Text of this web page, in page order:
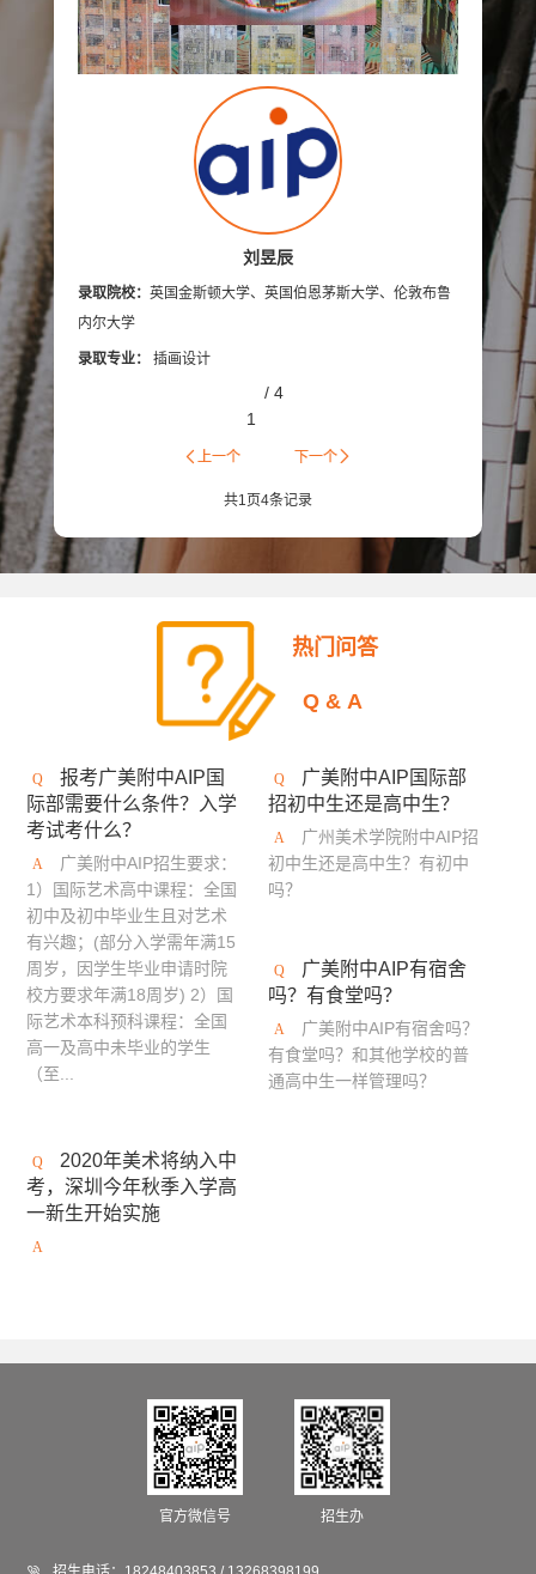
美国加州艺术大学 英国伯恩茅斯艺术大学
美国奥蒂斯艺术与设计学院 英国拉夫堡大学
新加坡南洋艺术学院 英国德比大学
英国创意艺术大学 诺森比亚大学
英国法尔茅斯大学
美国林林艺术设计学院
英国布莱顿大学
日本大学艺术学部 英国密德萨斯大学
日本女子美术大学
美国缅因艺术学院 东京造型大学
大阪艺术大学
澳大利亚莫纳什大学 京都市立艺术大学
成安造形大学 中央圣马丁艺术与设计学院
澳门城市大学 法国高布兰学院
新加坡拉萨尔艺术学院
悉尼大学 英国德蒙福特大学 伦敦传媒学院
冲绳县立艺术大学 英国斯泰福厦大学
英国AA建筑联盟学院 马兰欧尼时装与设计学院
澳大利亚西澳大学
澳大利亚格里菲斯大学
法国高等视觉传媒学院 法国工艺美术学院
加拿大圣克莱尔学院 加拿大康尼斯托加理工学院
英国利兹大学 马兰戈尼学院（伦敦校区）
英国伯恩茅斯大学 温布尔登艺术学院
英国南安普顿大学
利亚
学、
刘昱辰
录取院校： 英国金斯顿大学、英国伯恩茅斯大学、伦敦布鲁
内尔大学
录取专业： 插画设计
1
录取院
萨凡纳
大学、
录取专
/ 4
上一个 下一个
共1 页4条记录
热门问答
Q&A
报考广美附中AIP国
际部需要什么条件？入学
考试考什么？
广美附中AIP招生要求：
1）国际艺术高中课程：全国
初中及初中毕业生且对艺术
有兴趣；(部分入学需年满15
周岁，因学生毕业申请时院
校方要求年满18周岁) 2）国
际艺术本科预科课程：全国
高一及高中未毕业的学生
（至...
广美附中AIP国际部
招初中生还是高中生？
广州美术学院附中AIP招
初中生还是高中生？有初中
吗？
广美附中AIP有宿舍
吗？有食堂吗？
广美附中AIP有宿舍吗？
有食堂吗？和其他学校的普
通高中生一样管理吗？
2020年美术将纳入中
考，深圳今年秋季入学高
一新生开始实施
官方微信号 招生办